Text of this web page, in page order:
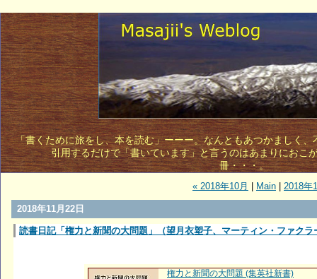
「書くために旅をし、本を読む」ーーー。なんともあつかましく
引用するだけで「書いています」と言うのはあまりにおこ
冊・・・。
« 2018年10月 Main 2018年
2018年11月22日
読書日記「権力と新聞の大問題」（望月衣塑子、マーティン・ファクラ
権力と新聞の大問題 (集英社新書)